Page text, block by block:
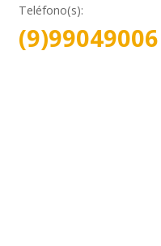
Teléfono(s):
(9)99049006